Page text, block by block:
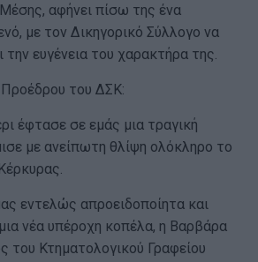
αφήνει πίσω της ένα
με τον Δικηγορικό Σύλλογο να
την ευγένεια του χαρακτήρα της.
του ΔΣΚ:
έφτασε σε εμάς μια τραγική
με ανείπωτη θλίψη ολόκληρο το
εντελώς απροειδοποίητα και
νέα υπέροχη κοπέλα, η Βαρβάρα
του Κτηματολογικού Γραφείου